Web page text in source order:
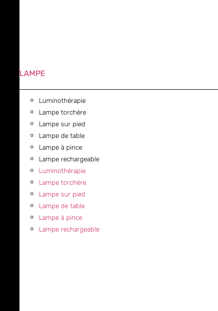
LAMPE
Luminothérapie
Lampe torchère
Lampe sur pied
Lampe de table
Lampe à pince
Lampe rechargeable
Luminothérapie
Lampe torchère
Lampe sur pied
Lampe de table
Lampe à pince
Lampe rechargeable